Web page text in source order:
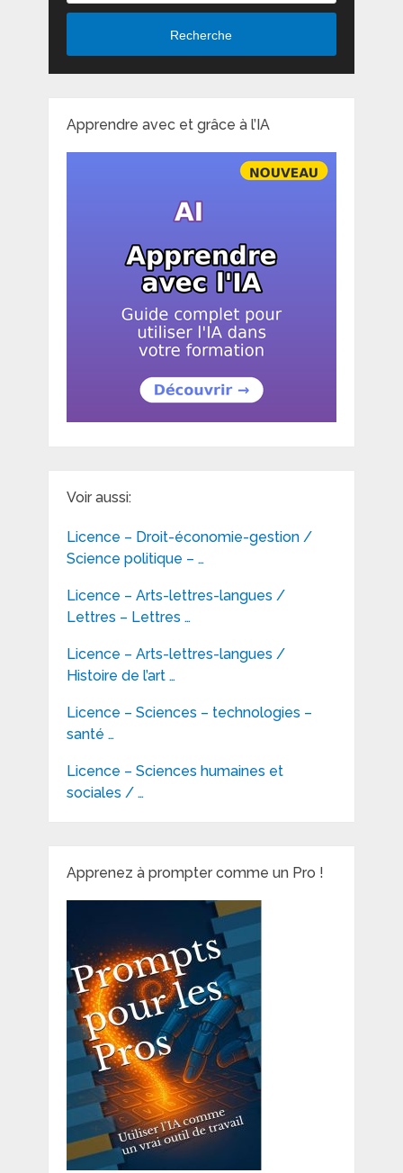
Recherche
Apprendre avec et grâce à l’IA
Voir aussi:
Licence – Droit-économie-gestion /
Science politique – …
Licence – Arts-lettres-langues /
Lettres – Lettres …
Licence – Arts-lettres-langues /
Histoire de l’art …
Licence – Sciences – technologies –
santé …
Licence – Sciences humaines et
sociales / …
Apprenez à prompter comme un Pro !